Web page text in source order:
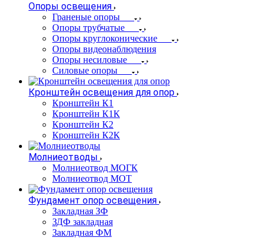
Опоры освещения
Граненые опоры
Опоры трубчатые
Опоры круглоконические
Опоры видеонаблюдения
Опоры несиловые
Силовые опоры
Кронштейн освещения для опор
Кронштейн К1
Кронштейн К1К
Кронштейн К2
Кронштейн К2К
Молниеотводы
Молниеотвод МОГК
Молниеотвод МОТ
Фундамент опор освещения
Закладная ЗФ
ЗДФ закладная
Закладная ФМ